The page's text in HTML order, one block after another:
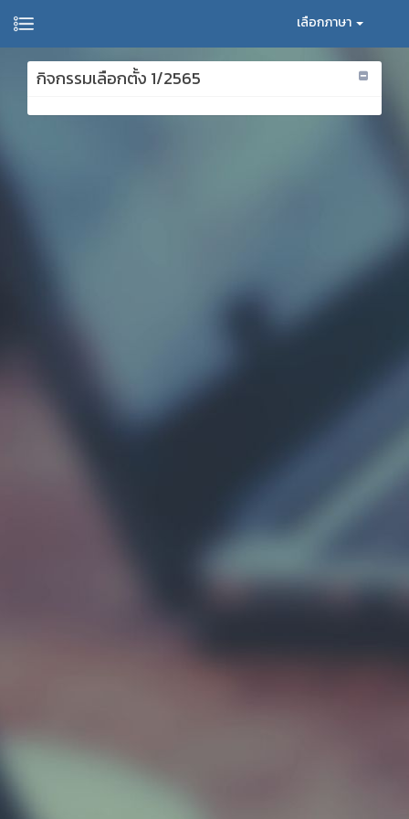
เลือกภาษา
กิจกรรมเลือกตั้ง 1/2565